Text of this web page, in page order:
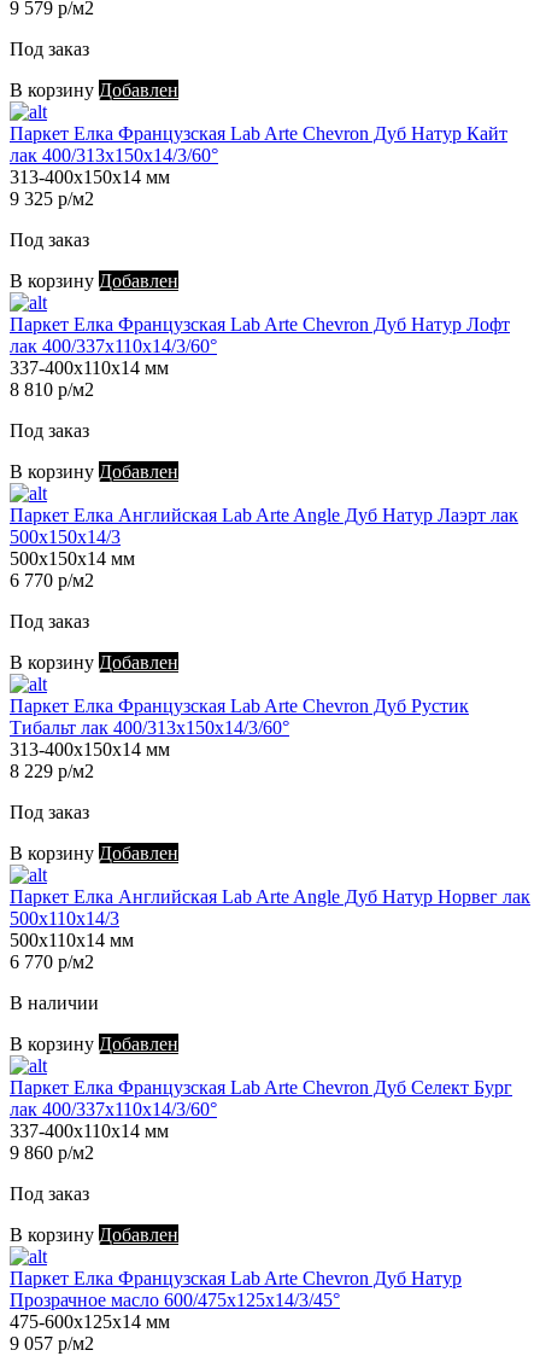
9 579 р/м2
Под заказ
В корзину Добавлен
Паркет Елка Французская Lab Arte Chevron Дуб Натур Кайт
лак 400/313х150х14/3/60°
313-400х150х14 мм
9 325 р/м2
Под заказ
В корзину Добавлен
Паркет Елка Французская Lab Arte Chevron Дуб Натур Лофт
лак 400/337х110х14/3/60°
337-400х110х14 мм
8 810 р/м2
Под заказ
В корзину Добавлен
Паркет Елка Английская Lab Arte Angle Дуб Натур Лаэрт лак
500х150х14/3
500х150х14 мм
6 770 р/м2
Под заказ
В корзину Добавлен
Паркет Елка Французская Lab Arte Chevron Дуб Рустик
Тибальт лак 400/313х150х14/3/60°
313-400х150х14 мм
8 229 р/м2
Под заказ
В корзину Добавлен
Паркет Елка Английская Lab Arte Angle Дуб Натур Норвег лак
500х110х14/3
500х110х14 мм
6 770 р/м2
В наличии
В корзину Добавлен
Паркет Елка Французская Lab Arte Chevron Дуб Селект Бург
лак 400/337х110х14/3/60°
337-400х110х14 мм
9 860 р/м2
Под заказ
В корзину Добавлен
Паркет Елка Французская Lab Arte Chevron Дуб Натур
Прозрачное масло 600/475х125х14/3/45°
475-600х125х14 мм
9 057 р/м2